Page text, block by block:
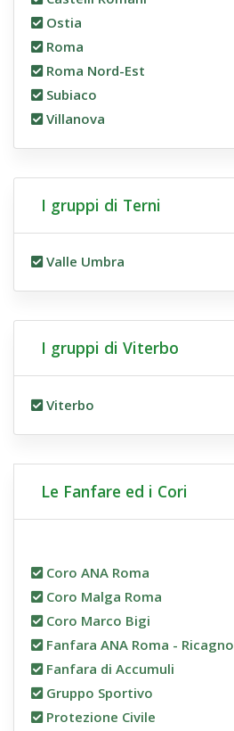
Ostia
Roma
Roma Nord-Est
Subiaco
Villanova
I gruppi di Terni
Valle Umbra
I gruppi di Viterbo
Viterbo
Le Fanfare ed i Cori
Coro ANA Roma
Coro Malga Roma
Coro Marco Bigi
Fanfara ANA Roma - Ricagno
Fanfara di Accumuli
Gruppo Sportivo
Protezione Civile